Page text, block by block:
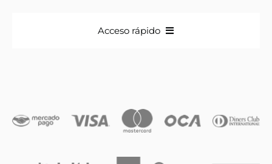
Acceso rápido
Iniciales